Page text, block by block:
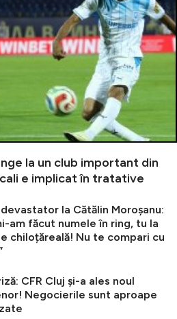
la un club important din
e implicat în tratative
la Cătălin Moroșanu:
am făcut numele în ring, tu la
chiloțăreală! Nu te compari cu
CFR Cluj și-a ales noul
Negocierile sunt aproape